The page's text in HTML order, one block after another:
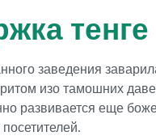
тенге
заведения
изо тамошних
развивается еще